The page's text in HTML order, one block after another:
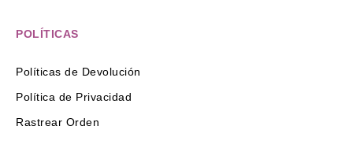
POLÍTICAS
Políticas de Devolución
Política de Privacidad
Rastrear Orden